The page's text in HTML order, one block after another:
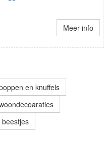
Meer info
en knuffels